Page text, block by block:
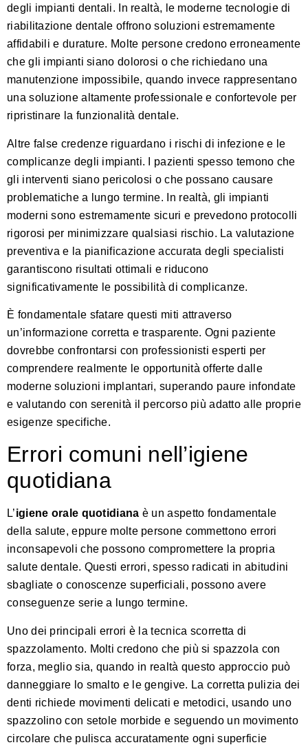
degli impianti dentali. In realtà, le moderne tecnologie di
riabilitazione dentale offrono soluzioni estremamente
affidabili e durature. Molte persone credono erroneamente
che gli impianti siano dolorosi o che richiedano una
manutenzione impossibile, quando invece rappresentano
una soluzione altamente professionale e confortevole per
ripristinare la funzionalità dentale.
Altre false credenze riguardano i rischi di infezione e le
complicanze degli impianti. I pazienti spesso temono che
gli interventi siano pericolosi o che possano causare
problematiche a lungo termine. In realtà, gli impianti
moderni sono estremamente sicuri e prevedono protocolli
rigorosi per minimizzare qualsiasi rischio. La valutazione
preventiva e la pianificazione accurata degli specialisti
garantiscono risultati ottimali e riducono
significativamente le possibilità di complicanze.
È fondamentale sfatare questi miti attraverso
un’informazione corretta e trasparente. Ogni paziente
dovrebbe confrontarsi con professionisti esperti per
comprendere realmente le opportunità offerte dalle
moderne soluzioni implantari, superando paure infondate
e valutando con serenità il percorso più adatto alle proprie
esigenze specifiche.
Errori comuni nell’igiene
quotidiana
L’igiene orale quotidiana è un aspetto fondamentale
della salute, eppure molte persone commettono errori
inconsapevoli che possono compromettere la propria
salute dentale. Questi errori, spesso radicati in abitudini
sbagliate o conoscenze superficiali, possono avere
conseguenze serie a lungo termine.
Uno dei principali errori è la tecnica scorretta di
spazzolamento. Molti credono che più si spazzola con
forza, meglio sia, quando in realtà questo approccio può
danneggiare lo smalto e le gengive. La corretta pulizia dei
denti richiede movimenti delicati e metodici, usando uno
spazzolino con setole morbide e seguendo un movimento
circolare che pulisca accuratamente ogni superficie